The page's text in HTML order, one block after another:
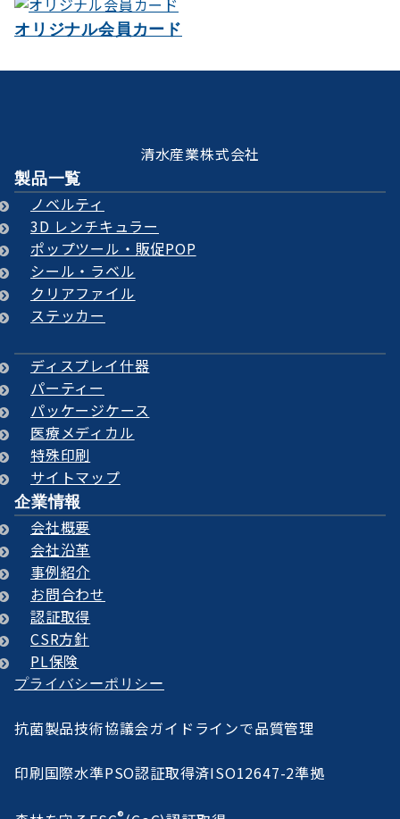
オリジナル会員カード
清水産業株式会社
製品一覧
ノベルティ
3D レンチキュラー
ポップツール・販促POP
シール・ラベル
クリアファイル
ステッカー
ディスプレイ什器
パーティー
パッケージケース
医療メディカル
特殊印刷
サイトマップ
企業情報
会社概要
会社沿革
事例紹介
お問合わせ
認証取得
CSR方針
PL保険
プライバシーポリシー
抗菌製品技術協議会ガイドラインで品質管理
印刷国際水準PSO認証取得済ISO12647-2準拠
®